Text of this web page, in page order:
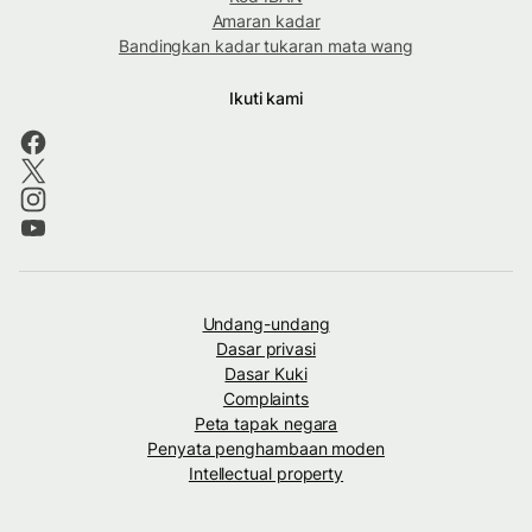
Amaran kadar
Bandingkan kadar tukaran mata wang
Ikuti kami
Undang-undang
Dasar privasi
Dasar Kuki
Complaints
Peta tapak negara
Penyata penghambaan moden
Intellectual property